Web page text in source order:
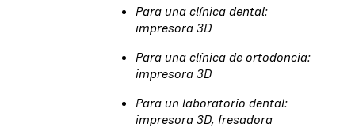
Para una clínica dental:
impresora 3D
Para una clínica de ortodoncia:
impresora 3D
Para un laboratorio dental:
impresora 3D, fresadora